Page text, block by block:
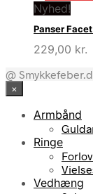
Nyhed!
Panser
229,00 kr.
@
×
Armbånd
Ringe
Vedhæng